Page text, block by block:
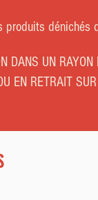
produits dénichés
DANS UN
EN RETRAIT